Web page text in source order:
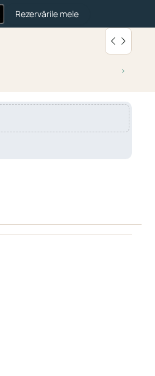
Rezervările mele